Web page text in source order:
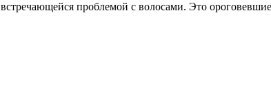
встречающейся проблемой с волосами. Это